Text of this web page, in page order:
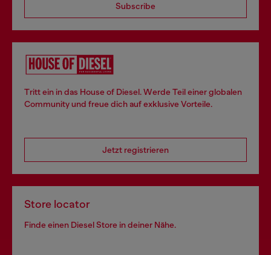
Subscribe
Tritt ein in das House of Diesel. Werde Teil einer globalen
Community und freue dich auf exklusive Vorteile.
Jetzt registrieren
Store locator
Finde einen Diesel Store in deiner Nähe.